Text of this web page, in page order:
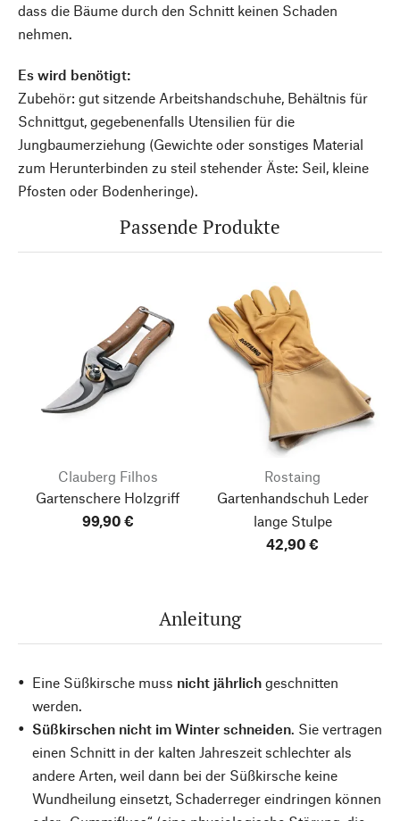
dass die Bäume durch den Schnitt keinen Schaden
nehmen.
Es wird benötigt:
Zubehör: gut sitzende Arbeitshandschuhe, Behältnis für
Schnittgut, gegebenenfalls Utensilien für die
Jungbaumerziehung (Gewichte oder sonstiges Material
zum Herunterbinden zu steil stehender Äste: Seil, kleine
Pfosten oder Bodenheringe).
Passende Produkte
Clauberg Filhos
Gartenschere Holzgriff
99,90 €
Rostaing
Gartenhandschuh Leder
lange Stulpe
42,90 €
Anleitung
Eine Süßkirsche muss nicht jährlich geschnitten
werden.
Süßkirschen nicht im Winter schneiden. Sie vertragen
einen Schnitt in der kalten Jahreszeit schlechter als
andere Arten, weil dann bei der Süßkirsche keine
Wundheilung einsetzt, Schaderreger eindringen können